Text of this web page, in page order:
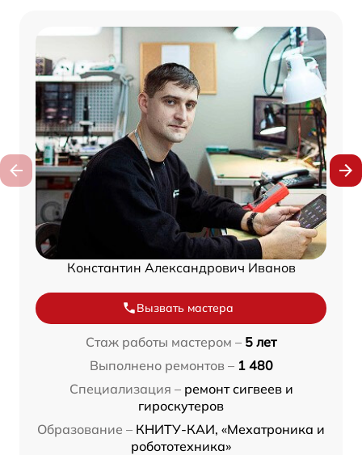
Константин Александрович Иванов
Вызвать мастера
Стаж работы мастером – 5 лет
Выполнено ремонтов – 1 480
Специализация – ремонт сигвеев и
гироскутеров
Образование – КНИТУ-КАИ, «Мехатроника и
робототехника»